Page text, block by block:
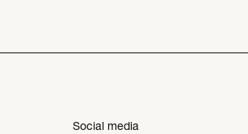
Social media